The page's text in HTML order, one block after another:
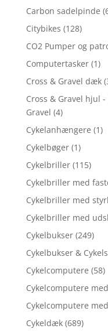
Carbon sadelpinde
Citybikes (128)
CO2 Pumper og
Computertasker (1)
Cross & Gravel dæk
Cross & Gravel hjul
Gravel (4)
Cykelanhængere (1)
Cykelbøger (1)
Cykelbriller (115)
Cykelbriller med
Cykelbriller med
Cykelbriller med
Cykelbukser (249)
Cykelbukser &
Cykelcomputere (58)
Cykelcomputere med
Cykelcomputere
Cykeldæk (689)